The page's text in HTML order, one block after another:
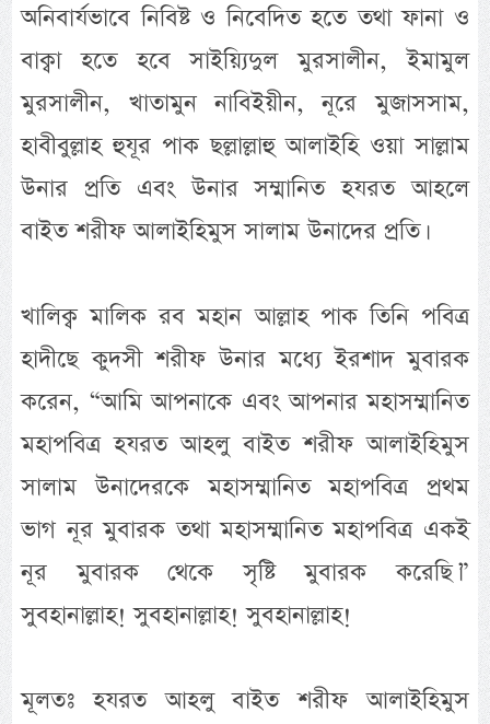
অনিবার্যভাবে নিবিষ্ট ও নিবেদিত হতে তথা ফানা ও
বাক্বা হতে হবে সাইয়্যিদুল মুরসালীন, ইমামুল
মুরসালীন, খাতামুন নাবিইয়ীন, নূরে মুজাসসাম,
হাবীবুল্লাহ হুযূর পাক ছল্লাল্লাহু আলাইহি ওয়া সাল্লাম
উনার প্রতি এবং উনার সম্মানিত হযরত আহলে
বাইত শরীফ আলাইহিমুস সালাম উনাদের প্রতি।
খালিক্ব মালিক রব মহান আল্লাহ পাক তিনি পবিত্র
হাদীছে কুদসী শরীফ উনার মধ্যে ইরশাদ মুবারক
করেন, “আমি আপনাকে এবং আপনার মহাসম্মানিত
মহাপবিত্র হযরত আহলু বাইত শরীফ আলাইহিমুস
সালাম উনাদেরকে মহাসম্মানিত মহাপবিত্র প্রথম
ভাগ নূর মুবারক তথা মহাসম্মানিত মহাপবিত্র একই
নূর মুবারক থেকে সৃষ্টি মুবারক করেছি।”
সুবহানাল্লাহ! সুবহানাল্লাহ! সুবহানাল্লাহ!
মূলতঃ হযরত আহলু বাইত শরীফ আলাইহিমুস